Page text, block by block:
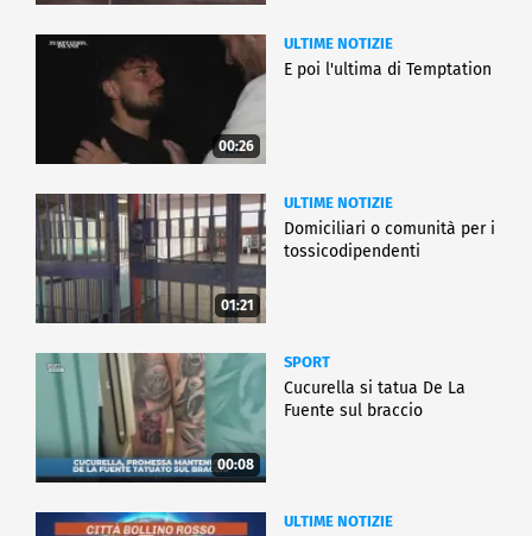
00:26
ULTIME NOTIZIE
E poi l'ultima di Temptation
01:21
ULTIME NOTIZIE
Domiciliari o comunità per i
tossicodipendenti
00:08
SPORT
Cucurella si tatua De La
Fuente sul braccio
ULTIME NOTIZIE